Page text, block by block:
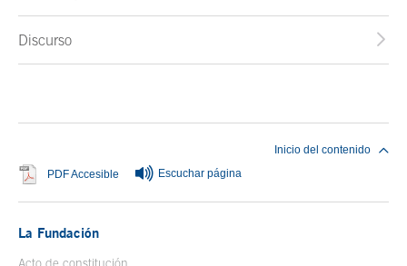
Discurso
PDF Accesible Se abre en ventana nueva
Escuchar página
Inicio del contenido
La Fundación